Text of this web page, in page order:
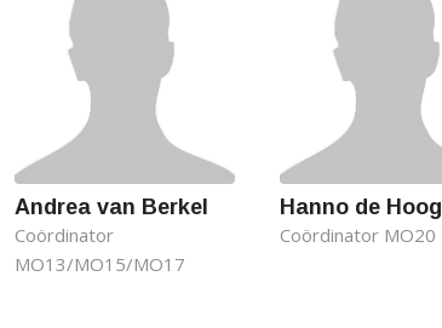
Andrea van Berkel
Coördinator
MO13/MO15/MO17
Hanno de Hoog
Coördinator MO20